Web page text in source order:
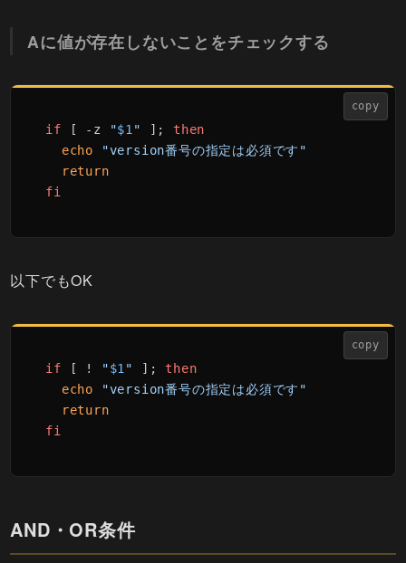
Aに値が存在しないことをチェックする
copy
if [ -z "$1 " ]; then
echo
"version番号の指定は必須です"
return
fi
以下でもOK
copy
if [ ! "$1 " ]; then
echo
"version番号の指定は必須です"
return
fi
AND・OR条件